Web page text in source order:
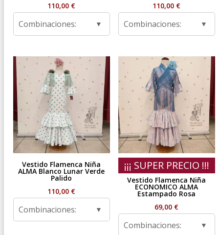
110,00 €
Combinaciones:
110,00 €
Combinaciones:
Vestido Flamenca Niña
ALMA Blanco Lunar Verde
Palido
110,00 €
Combinaciones:
¡¡¡ SUPER PRECIO !!!
Vestido Flamenca Niña
ECONOMICO ALMA
Estampado Rosa
69,00 €
Combinaciones: